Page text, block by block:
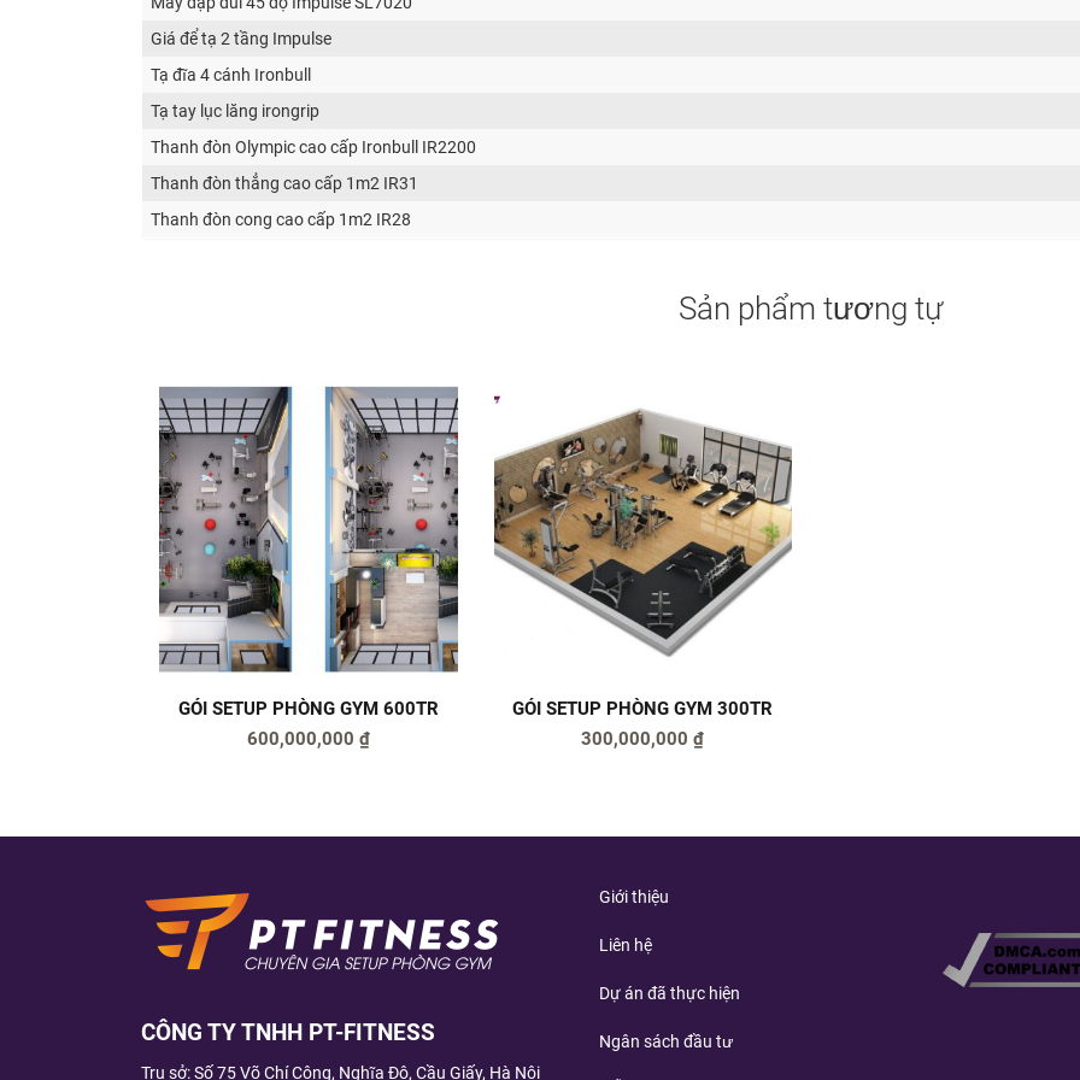
Giá để tạ 2 tầng Impulse
Tạ đĩa 4 cánh Ironbull
Tạ tay lục lăng irongrip
Thanh đòn Olympic cao cấp Ironbull IR2200
Thanh đòn thẳng cao cấp 1m2 IR31
Thanh đòn cong cao cấp 1m2 IR28
Sản phẩm tương tự
GÓI SETUP PHÒNG GYM 600TR
600,000,000 ₫
GÓI SETUP PHÒNG GYM 300TR
300,000,000₫
CÔNG TY TNHH PT-FITNESS
Trụ sở: Số 75 Võ Chí Công, Nghĩa Đô, Cầu Giấy, Hà Nội
Giới thiệu
Liên hệ
Dự án đã thực hiện
Ngân sách đầu tư